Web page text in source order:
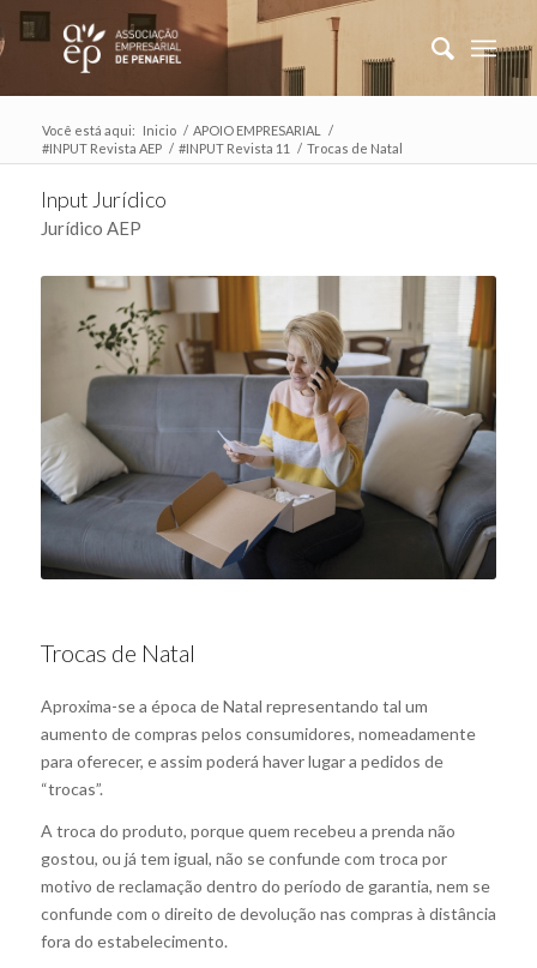
Você está aqui: Inicio / APOIO EMPRESARIAL
/
#INPUT Revista AEP / #INPUT Revista 11 / Trocas de Natal
Input Jurídico
Jurídico AEP
Trocas de Natal
Aproxima-se a época de Natal representando tal um
aumento de compras pelos consumidores, nomeadamente
para oferecer, e assim poderá haver lugar a pedidos de
“trocas”.
A troca do produto, porque quem recebeu a prenda não
gostou, ou já tem igual, não se confunde com troca por
motivo de reclamação dentro do período de garantia, nem se
confunde com o direito de devolução nas compras à distância
fora do estabelecimento.